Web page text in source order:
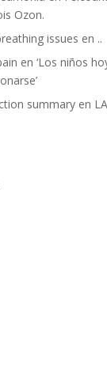
Ozon.
issues en ..
en ‘Los niños
summaryen